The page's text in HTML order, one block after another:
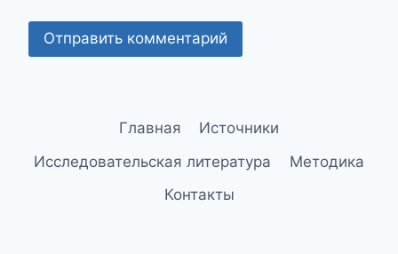
Главная
Источники
Исследовательская литература
Методика
Контакты